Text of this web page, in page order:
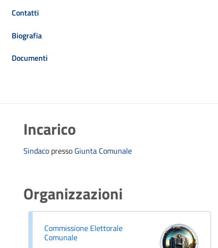
Contatti
Biografia
Documenti
Incarico
Sindaco presso Giunta Comunale
Organizzazioni
Commissione Elettorale
Comunale